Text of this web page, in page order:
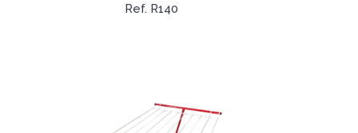
Ref. R140